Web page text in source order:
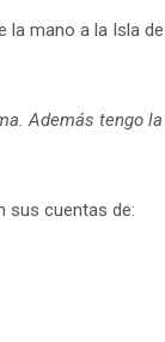
mano a la Isla
Además tengo
sus cuentas de: